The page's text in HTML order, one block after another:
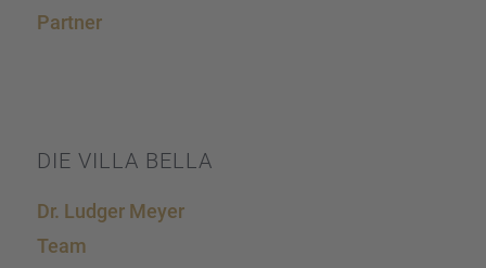
Partner
DIE VILLA BELLA
Dr. Ludger Meyer
Team